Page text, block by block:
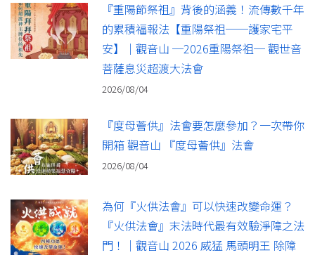
『重陽節祭祖』背後的涵義！流傳數千年
的累積福報法【重陽祭祖──護家宅平
安】｜觀音山 ─2026重陽祭祖─ 觀世音
菩薩息災超渡大法會
2026/08/04
『度母薈供』法會要怎麼參加？一次帶你
開箱 觀音山 『度母薈供』法會
2026/08/04
為何『火供法會』可以快速改變命運？
『火供法會』末法時代最有效驗淨障之法
門！｜觀音山 2026 威猛 馬頭明王 除障